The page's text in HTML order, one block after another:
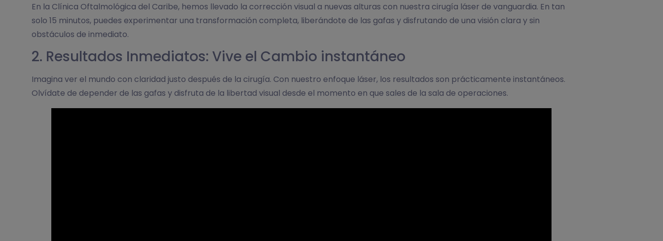
En la Clínica Oftalmológica del Caribe, hemos llevado la corrección visual a nuevas alturas con nuestra cirugía láser de vanguardia. En tan
solo 15 minutos, puedes experimentar una transformación completa, liberándote de las gafas y disfrutando de una visión clara y sin
obstáculos de inmediato.
2. Resultados Inmediatos: Vive el Cambio instantáneo
Imagina ver el mundo con claridad justo después de la cirugía. Con nuestro enfoque láser, los resultados son prácticamente instantáneos.
Olvídate de depender de las gafas y disfruta de la libertad visual desde el momento en que sales de la sala de operaciones.